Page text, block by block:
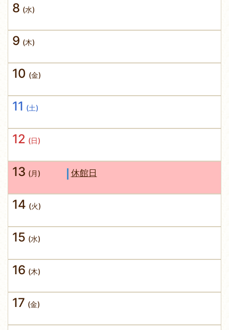
8 (水)
9 (木)
10 (金)
11 (土)
12 (日)
13 (月) 休館日
14 (火)
15 (水)
16 (木)
17 (金)